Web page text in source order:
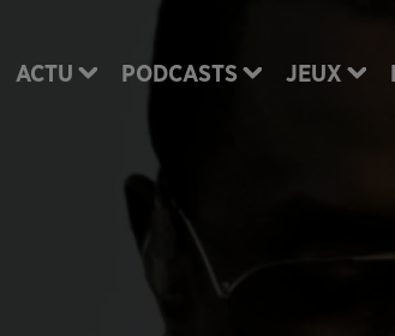
ACTU PODCASTS JEUX